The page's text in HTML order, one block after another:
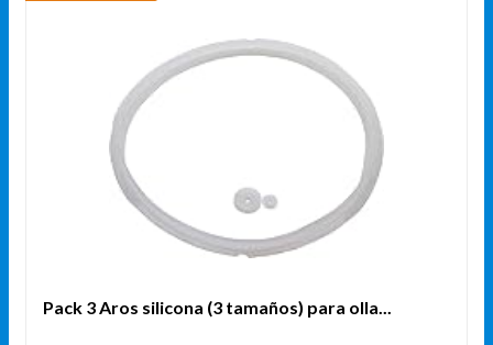
Pack 3 Aros silicona (3 tamaños) para olla...